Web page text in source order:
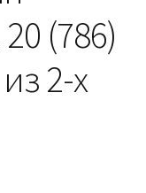
(786)
2-х